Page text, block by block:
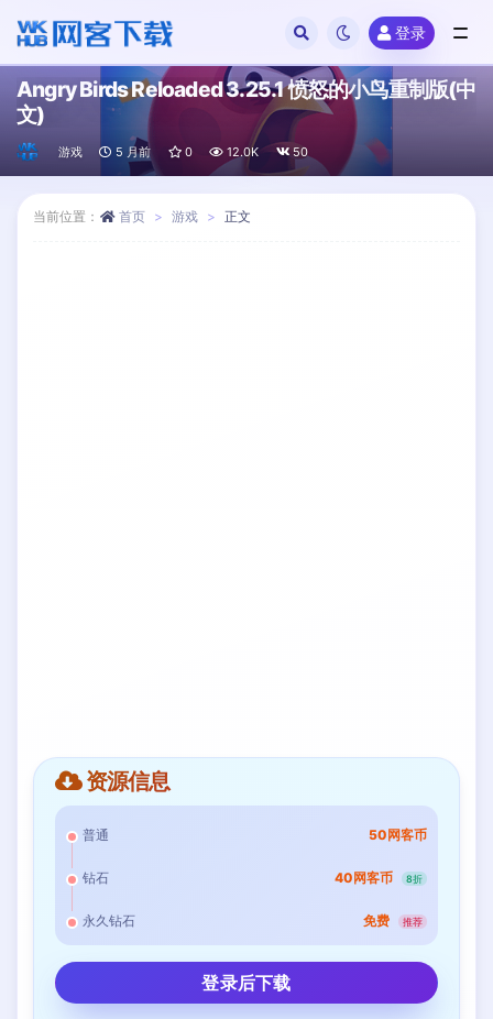
登录
Angry Birds Reloaded 3.25.1 愤怒的小鸟重制版(中
文)
游戏 5 月前 0 12.0K 50
当前位置： 首页 游戏 正文
资源信息
普通 50网客币
钻石 40网客币 8折
永久钻石 免费 推荐
登录后下载
全部